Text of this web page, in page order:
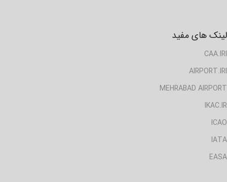
لینک های مفید
CAA.IRI
AIRPORT.IRI
MEHRABAD AIRPORT
IKAC.IR
ICAO
IATA
EASA